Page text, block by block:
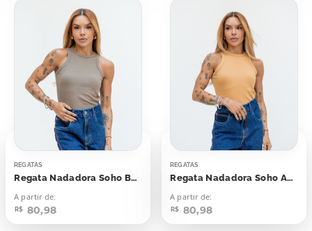
REGATAS
Regata Nadadora Soho Bege Dusky
A partir de:
R$ 80,98
REGATAS
Regata Nadadora Soho Amarelo Sahara
A partir de:
R$ 80,98